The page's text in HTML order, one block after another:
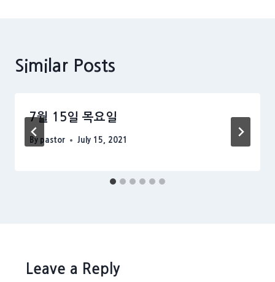
Similar Posts
7월 15일 목요일
By pastor July 15, 2021
Leave a Reply